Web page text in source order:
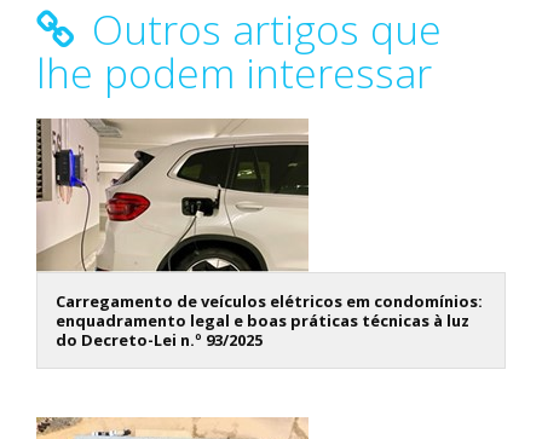
Outros artigos que
lhe podem interessar
Carregamento de veículos elétricos em condomínios:
enquadramento legal e boas práticas técnicas à luz
do Decreto-Lei n.º 93/2025